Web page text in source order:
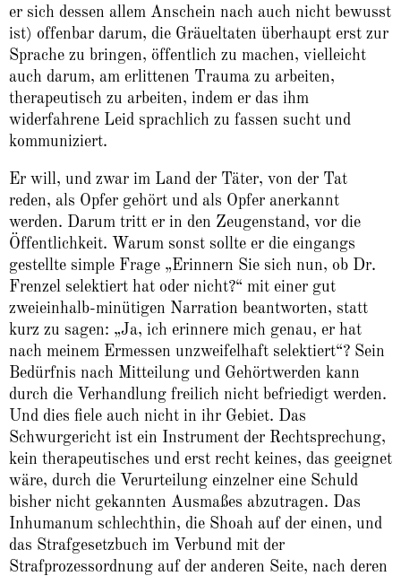
er sich dessen allem Anschein nach auch nicht bewusst
ist) offenbar darum, die Gräueltaten überhaupt erst zur
Sprache zu bringen, öffentlich zu machen, vielleicht
auch darum, am erlittenen Trauma zu arbeiten,
therapeutisch zu arbeiten, indem er das ihm
widerfahrene Leid sprachlich zu fassen sucht und
kommuniziert.
Er will, und zwar im Land der Täter, von der Tat
reden, als Opfer gehört und als Opfer anerkannt
werden. Darum tritt er in den Zeugenstand, vor die
Öffentlichkeit. Warum sonst sollte er die eingangs
gestellte simple Frage „Erinnern Sie sich nun, ob Dr.
Frenzel selektiert hat oder nicht?“ mit einer gut
zweieinhalb-minütigen Narration beantworten, statt
kurz zu sagen: „Ja, ich erinnere mich genau, er hat
nach meinem Ermessen unzweifelhaft selektiert“? Sein
Bedürfnis nach Mitteilung und Gehörtwerden kann
durch die Verhandlung freilich nicht befriedigt werden.
Und dies fiele auch nicht in ihr Gebiet. Das
Schwurgericht ist ein Instrument der Rechtsprechung,
kein therapeutisches und erst recht keines, das geeignet
wäre, durch die Verurteilung einzelner eine Schuld
bisher nicht gekannten Ausmaßes abzutragen. Das
Inhumanum schlechthin, die Shoah auf der einen, und
das Strafgesetzbuch im Verbund mit der
Strafprozessordnung auf der anderen Seite, nach deren